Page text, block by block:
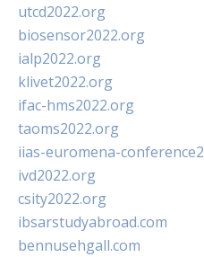
utcd2022.org
biosensor2022.org
ialp2022.org
klivet2022.org
ifac-hms2022.org
taoms2022.org
iias-euromena-
ivd2022.org
csity2022.org
ibsarstudyabroad.com
bennusehgall.com